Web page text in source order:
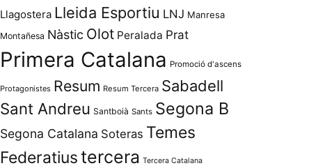
Llagostera Lleida Esportiu LNJ Manresa
Montañesa Nàstic Olot Peralada Prat
Primera Catalana Promoció d'ascens
Protagonistes Resum Resum Tercera Sabadell
Sant Andreu Santboià Sants Segona B
Segona Catalana Soteras Temes
Federatiustercera Tercera Catalana